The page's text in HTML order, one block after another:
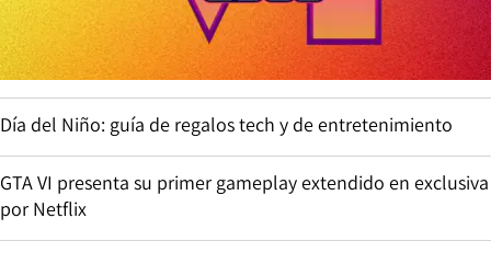
Día del Niño: guía de regalos tech y de entretenimiento
GTA VI presenta su primer gameplay extendido en exclusiva
por Netflix